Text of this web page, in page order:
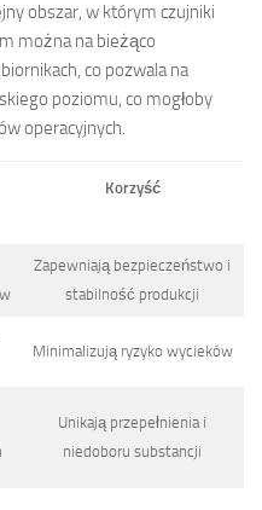
obszar, w którym czujniki
można na bieżąco
co pozwala na
poziomu, co mogłoby
operacyjnych.
Korzyść
Zapewniają bezpieczeństwo i
stabilność produkcji
Minimalizują ryzyko wycieków
Unikają przepełnienia i
niedoboru substancji